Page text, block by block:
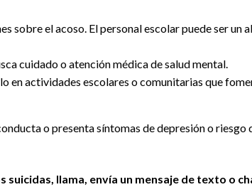
sobre el acoso. El personal escolar puede ser un
cuidado o atención médica de salud mental.
en actividades escolares o comunitarias que
o presenta síntomas de depresión o riesgo
llama, envía un mensaje de texto o